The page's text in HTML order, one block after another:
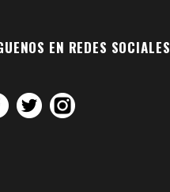
EN REDES SOCIALES